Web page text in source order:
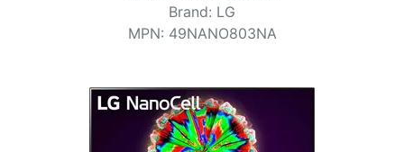
Conditions
Catégories
Brand: LG
MPN: 49NANO803NA